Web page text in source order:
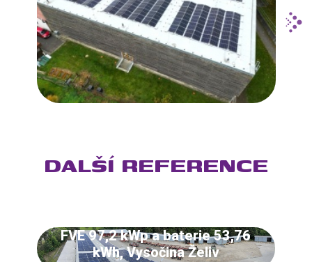
DALŠÍ REFERENCE
FVE 97,2 kWp a baterie 53,76
kWh, Vysočina Želiv